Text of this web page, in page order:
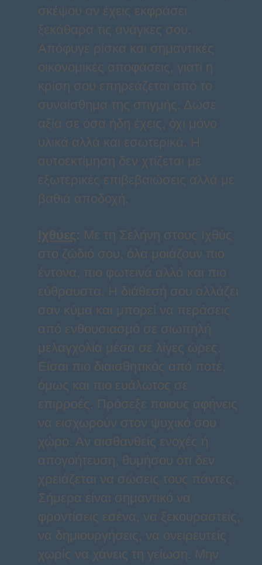
σκέψου αν έχεις εκφράσει
ξεκάθαρα τις ανάγκες σου.
Απόφυγε ρίσκα και σημαντικές
οικονομικές αποφάσεις, γιατί η
κρίση σου επηρεάζεται από το
συναίσθημα της στιγμής. Δώσε
αξία σε όσα ήδη έχεις, όχι μόνο
υλικά αλλά και εσωτερικά. Η
αυτοεκτίμηση δεν χτίζεται με
εξωτερικές επιβεβαιώσεις αλλά με
βαθιά αποδοχή.
Ιχθύες: Με τη Σελήνη στους Ιχθύς
στο ζώδιό σου, όλα μοιάζουν πιο
έντονα, πιο φωτεινά αλλά και πιο
εύθραυστα. Η διάθεσή σου αλλάζει
σαν κύμα και μπορεί να περάσεις
από ενθουσιασμό σε σιωπηλή
μελαγχολία μέσα σε λίγες ώρες.
Είσαι πιο διαισθητικός από ποτέ,
όμως και πιο ευάλωτος σε
επιρροές. Πρόσεξε ποιους αφήνεις
να εισχωρούν στον ψυχικό σου
χώρο. Αν αισθανθείς ενοχές ή
απογοήτευση, θυμήσου ότι δεν
χρειάζεται να σώσεις τους πάντες.
Σήμερα είναι σημαντικό να
φροντίσεις εσένα, να ξεκουραστείς,
να δημιουργήσεις, να ονειρευτείς
χωρίς να χάνεις τη γείωση. Μην